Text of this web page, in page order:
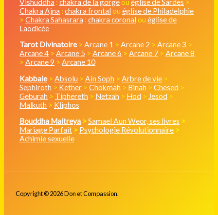
Chakra Ajna : chakra frontalou église de Philadelphie
> Chakra Sahasrara : chakra coronal ou église de
Laodicée
Tarot Divinatoire > Arcane 1 > Arcane 2 > Arcane 3 >
Arcane 4 > Arcane 5 > Arcane 6 > Arcane 7 > Arcane 8
> Arcane 9 > Arcane 10
Kabbale> Absolu > Ain Soph > Arbre de vie >
Sephiroth > Kether > Chokmah > Binah > Chesed >
Geburah > Tiphereth > Netzah > Hod > Jesod >
Malkuth > Kliphos
Bouddha Maitreya >Samael Aun Weor, ses livres >
Mariage Parfait > Psychologie Révolutionnaire >
Achimie sexuelle
Copyright © 2026 Don et Compassion.